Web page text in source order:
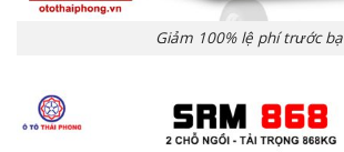
Giảm 100% lệ phí trước bạ